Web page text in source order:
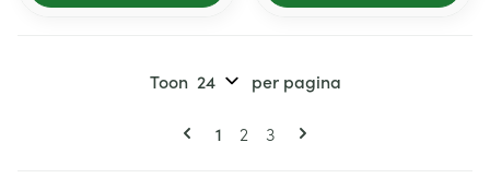
Pagina's
U lees momenteel pagina
1 Pagina
2 Pagina
3
Toon per pagina